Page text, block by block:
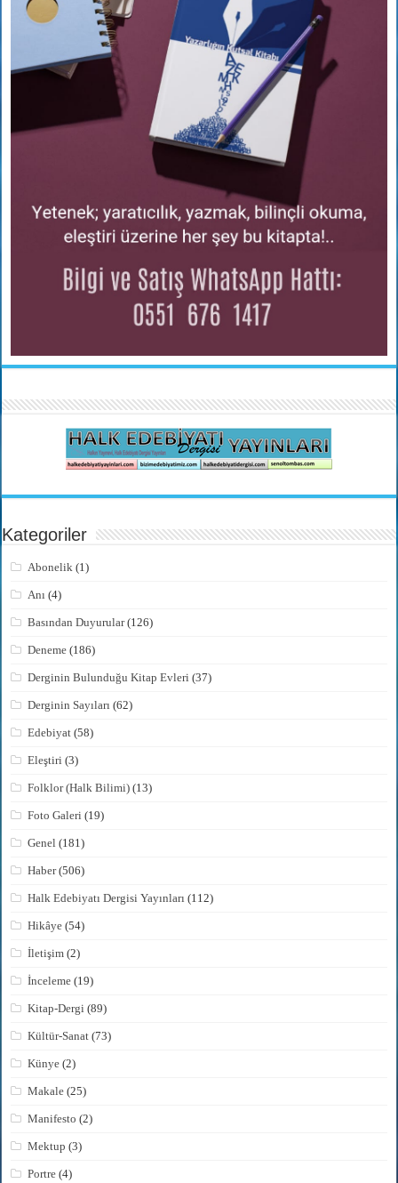
Kategoriler
Abonelik (1)
Anı (4)
Basından Duyurular(126)
Deneme (186)
Derginin Bulunduğu Kitap Evleri (37)
Derginin Sayıları (62)
Edebiyat (58)
Eleştiri (3)
Folklor (Halk Bilimi) (13)
Foto Galeri (19)
Genel (181)
Haber(506)
Halk Edebiyatı Dergisi Yayınları (112)
Hikâye (54)
İletişim (2)
İnceleme (19)
Kitap-Dergi (89)
Kültür-Sanat (73)
Künye (2)
Makale (25)
Manifesto (2)
Mektup (3)
Portre (4)